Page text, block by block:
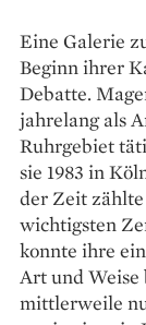
Eine Galerie
Beginn ihrer
Debatte.
jahrelang als
Ruhrgebiet
sie 1983 in
der Zeit
wichtigsten
konnte ihre
Art und Weise
mittlerweile